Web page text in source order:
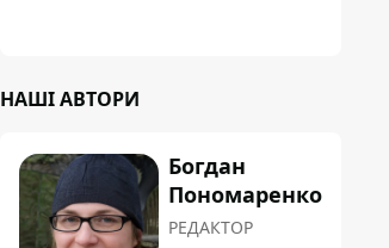
НАШІ АВТОРИ
Богдан
Пономаренко
РЕДАКТОР